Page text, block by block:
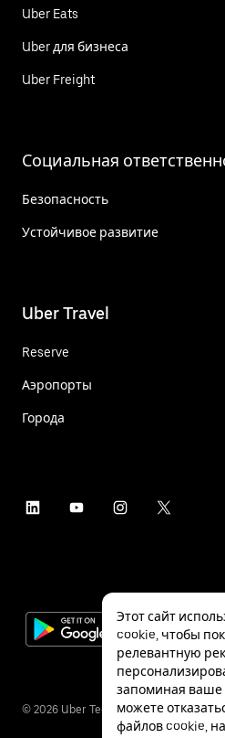
Uber Eats
Uber для бизнеса
Uber Freight
Социальная
Безопасность
Устойчивое развитие
Uber Travel
Reserve
Аэропорты
Города
© 2026 Uber Technologies Inc.
Этот сайт
cookie, чтобы
релевантную
запоминая
можете
файлов cookie,